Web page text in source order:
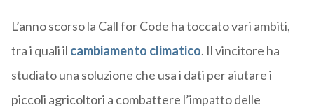
L’anno scorso la Call for Code ha toccato vari ambiti,
tra i quali il cambiamento climatico. Il vincitore ha
studiato una soluzione che usa i dati per aiutare i
piccoli agricoltori a combattere l’impatto delle